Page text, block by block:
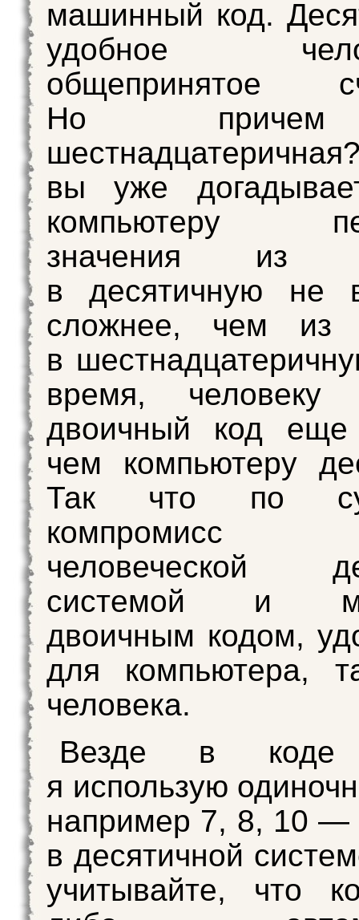
машинный код.
удобное
общепринятое
Но
вы уже
компьютеру
значения из
в десятичную не
сложнее, чем из
в
время, человеку
двоичный код еще
чем компьютеру
Так что по
компромисс
человеческой
системой и
двоичным кодом,
для компьютера,
человека.
Везде в
я использую
например 7, 8, 10 —
в десятичной
учитывайте, что